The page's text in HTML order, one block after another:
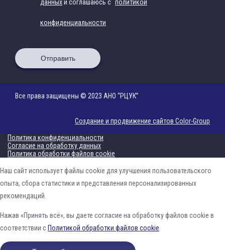
данныхи соглашаюсь с политикой
конфиденциальности
Отправить
Все права защищены © 2023 АНО “РЦУК”
Создание и продвижение сайтов Color-Group
Политика конфиденциальности
Согласие на обработку данных
Политика обработки файлов cookie
Наш сайт использует файлы cookie для улучшения пользовательского
опыта, сбора статистики и представления персонализированных
рекомендаций.
Нажав «Принять всё», вы даете согласие на обработку файлов cookie в
соответствии с Политикой обработки файлов cookie